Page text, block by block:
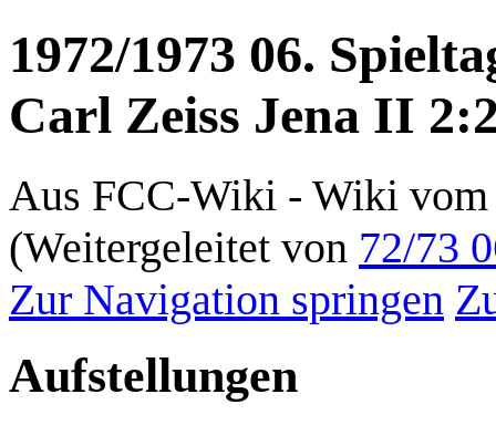
1972/1973 06.
Carl Zeiss Jena II
Aus FCC-Wiki - Wiki vom
(Weitergeleitet von 72/73
Zur Navigation springen
Aufstellungen